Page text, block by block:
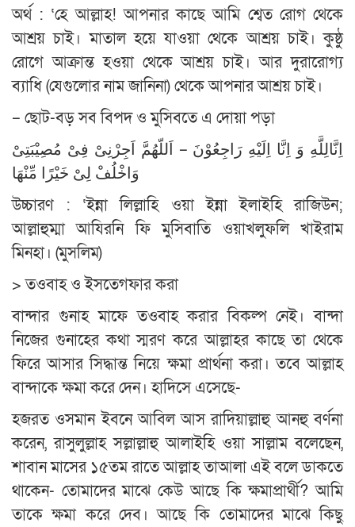
অর্থ : ‘হে আল্লাহ! আপনার কাছে আমি শ্বেত রোগ থেকে
আশ্রয় চাই। মাতাল হয়ে যাওয়া থেকে আশ্রয় চাই। কুষ্ঠু
রোগে আক্রান্ত হওয়া থেকে আশ্রয় চাই। আর দুরারোগ্য
ব্যাধি (যেগুলোর নাম জানিনা) থেকে আপনার আশ্রয় চাই।
– ছোট-বড় সব বিপদ ও মুসিবতে এ দোয়া পড়া
اِنَّالِلَّهِ وَ اِنَّا اِلَيْهِ رَاجِعُوْنَ – اَللّهُمَّ اَجِرْنِىْ فِىْ مُصِيْبَتِىْ
وَاخْلُفْ لِىْ خَيْرًا مِّنْهَا
উচ্চারণ : ‘ইন্না লিল্লাহি ওয়া ইন্না ইলাইহি রাজিউন;
আল্লাহুম্মা আযিরনি ফি মুসিবাতি ওয়াখলুফলি খাইরাম
মিনহা। (মুসলিম)
> তওবাহ ও ইসতেগফার করা
বান্দার গুনাহ মাফে তওবাহ করার বিকল্প নেই। বান্দা
নিজের গুনাহের কথা স্মরণ করে আল্লাহর কাছে তা থেকে
ফিরে আসার সিদ্ধান্ত নিয়ে ক্ষমা প্রার্থনা করা। তবে আল্লাহ
বান্দাকে ক্ষমা করে দেন। হাদিসে এসেছে-
হজরত ওসমান ইবনে আবিল আস রাদিয়াল্লাহু আনহু বর্ণনা
করেন, রাসুলুল্লাহ সল্লাল্লাহু আলাইহি ওয়া সাল্লাম বলেছেন,
শাবান মাসের ১৫তম রাতে আল্লাহ তাআলা এই বলে ডাকতে
থাকেন- তোমাদের মাঝে কেউ আছে কি ক্ষমাপ্রার্থী? আমি
তাকে ক্ষমা করে দেব। আছে কি তোমাদের মাঝে কিছু